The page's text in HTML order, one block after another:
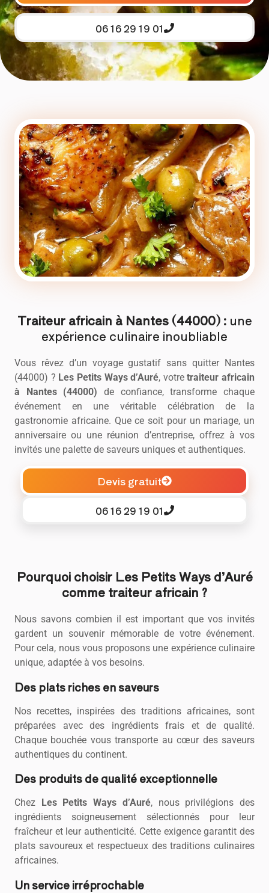
06 16 29 19 01
Traiteur africain à Nantes (44000) :une
expérience culinaire inoubliable
Vous rêvez d’un voyage gustatif sans quitter Nantes
(44000) ? Les Petits Ways d’Auré, votretraiteur africain
à Nantes (44000) de confiance, transforme chaque
événement en une véritable célébration de la
gastronomie africaine. Que ce soit pour un mariage, un
anniversaire ou une réunion d’entreprise, offrez à vos
invités une palette de saveurs uniques et authentiques.
Devis gratuit
06 16 29 19 01
Pourquoi choisir Les Petits Ways d’Auré
comme traiteur africain ?
Nous savons combien il est important que vos invités
gardent un souvenir mémorable de votre événement.
Pour cela, nous vous proposons une expérience culinaire
unique, adaptée à vos besoins.
Des plats riches en saveurs
Nos recettes, inspirées des traditions africaines, sont
préparées avec des ingrédients frais et de qualité.
Chaque bouchée vous transporte au cœur des saveurs
authentiques du continent.
Des produits de qualité exceptionnelle
Chez Les Petits Ways d’Auré, nous privilégions des
ingrédients soigneusement sélectionnés pour leur
fraîcheur et leur authenticité. Cette exigence garantit des
plats savoureux et respectueux des traditions culinaires
africaines.
Un service irréprochable